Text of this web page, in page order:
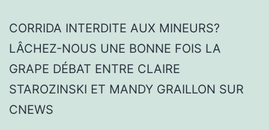
CORRIDA INTERDITE AUX MINEURS?
LÂCHEZ-NOUS UNE BONNE FOIS LA
GRAPE DÉBAT ENTRE CLAIRE
STAROZINSKI ET MANDY GRAILLON SUR
CNEWS